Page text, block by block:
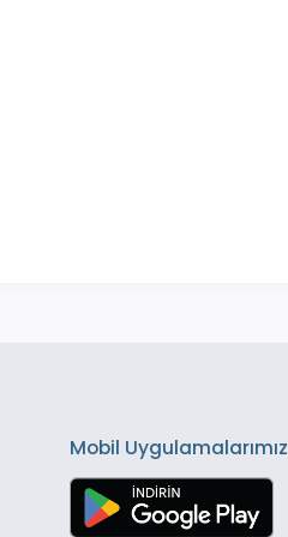
Mobil Uygulamalarımız